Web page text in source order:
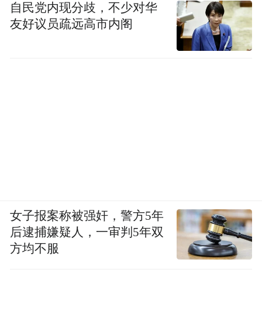
自民党内现分歧，不少对华
友好议员疏远高市内阁
女子报案称被强奸，警方5年
后逮捕嫌疑人，一审判5年双
方均不服